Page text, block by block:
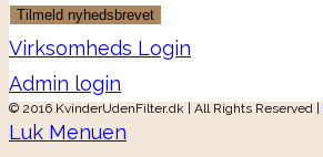
Tilmeld nyhedsbrevet
Virksomheds Login
Admin login
© 2016 KvinderUdenFilter.dk | All Rights Reserved |
Luk Menuen